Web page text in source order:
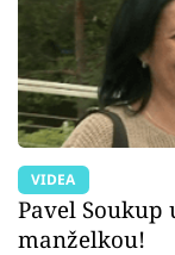
VIDEA
Pavel Soukup
manželkou!